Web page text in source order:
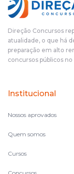
pudesse enxergar
das aulas
o aluno, além de
fazendo um
complicado, é
terem feito isso é
no volume de
Direção Concursos
atualidade, o que há
preparação em alto
concursos públicos no
Institucional
Nossos aprovados
Quem somos
Cursos